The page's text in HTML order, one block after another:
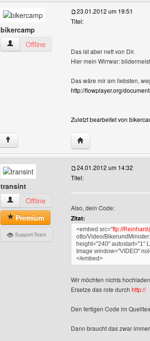
bikercamp
bikercamp Benutzer-Profile anzeigen
Offline
23.01.2012 um 19:51
Titel:
Das ist aber nett von Dir.
Hier mein Wirrwar:
Das wäre mir am liebsten,
http://flowplayer.org/
Zuletzt bearbeitet von
↑ Website dieses
transint
transint Benutzer-Profile anzeigen
Offline
Premium
Support-Team
24.01.2012 um 14:32
Titel:
Also, dein Code:
Zitat:
<embed src="ftp://
otto/Video/
height="240" autostart="1"
Image window="VIDEO"
</embed>
Wir möchten nichts
Ersetze das rote durch http://
Den fertigen Code im
Dann braucht das zwar